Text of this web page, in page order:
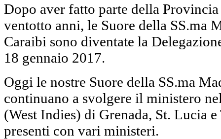
Dopo aver fatto parte della
ventotto anni, le Suore della SS.ma
Caraibi sono diventate la
18 gennaio 2017.
Oggi le nostre Suore della SS.ma
continuano a svolgere il ministero
(West Indies) di Grenada, St. Lucia
presenti con vari ministeri.